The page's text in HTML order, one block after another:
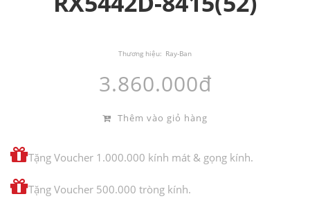
Thương hiệu: Ray-Ban
3.860.000đ
Thêm vào giỏ hàng
Tặng Voucher 1.000.000 kính mát & gọng kính.
Tặng Voucher 500.000 tròng kính.